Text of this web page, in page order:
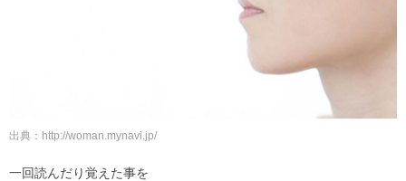
出典：http://woman.mynavi.jp/
一回読んだり覚えた事を